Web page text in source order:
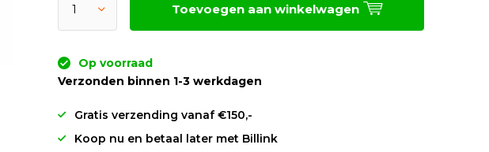
Toevoegen aan winkelwagen
Op voorraad
Verzonden binnen 1-3 werkdagen
Gratis verzending vanaf €150,-
Koop nu en betaal later met Billink